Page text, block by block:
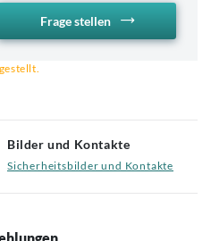
Frage stellen
Bilder und Kontakte
Sicherheitsbilder und Kontakte